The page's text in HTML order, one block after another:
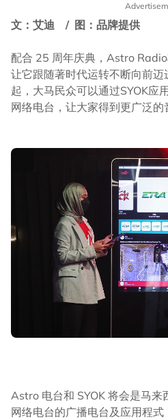
文：艾迪 / 图：品牌提供
配合 25 周年庆典，Astro Radio
让它跟随著时代运转不断向前
起，大马民众可以通过SYOK应
网络电台，让大家得到更广泛的
Astro 电台和 SYOK 将会是马
网络电台的广播电台及应用程